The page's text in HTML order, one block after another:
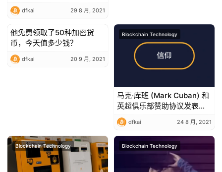
dfkai 29 8 月, 2021
Blockchain Technology
他免费领取了50种加密货
币，今天值多少钱？
dfkai 20 9 月, 2021
Blockchain Technology
马克·库班 (Mark Cuban) 和
英超俱乐部赞助协议发表看
涨评测后，狗狗币上涨 15%
dfkai 24 8 月, 2021
Blockchain Technology Blockchain Technology